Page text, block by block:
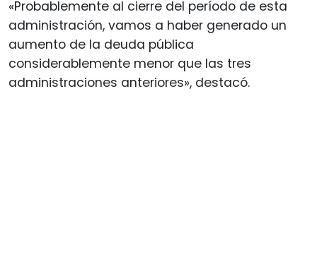
«Probablemente al cierre del período de esta
administración, vamos a haber generado un
aumento de la deuda pública
considerablemente menor que las tres
administraciones anteriores», destacó.